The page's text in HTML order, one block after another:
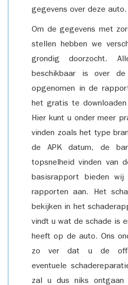
gegevens over deze auto.
Om de gegevens met
stellen hebben we
grondig doorzocht.
beschikbaar is over
opgenomen in de
het gratis te
Hier kunt u onder meer
vinden zoals het type
de APK datum, de
topsnelheid vinden van
basisrapport bieden wij
rapporten aan. Het
bekijken in het
vindt u wat de schade is
heeft op de auto. Ons
zo ver dat u de
eventuele
zal u dus niks